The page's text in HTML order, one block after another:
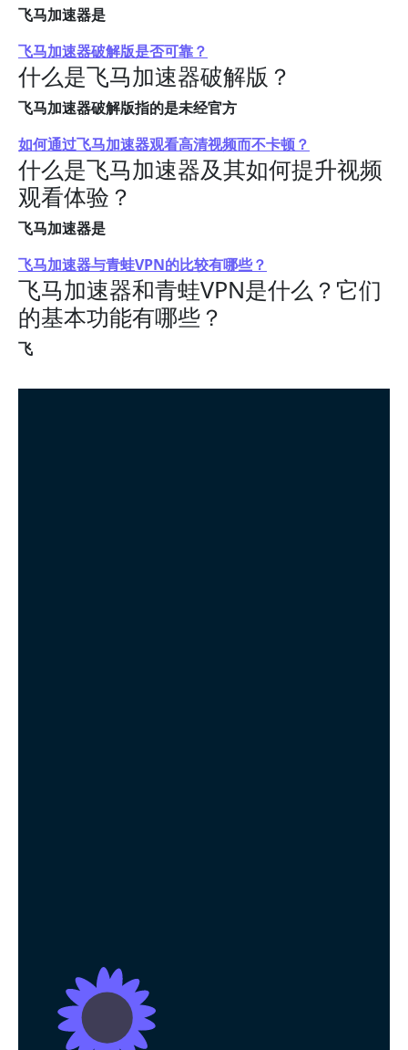
飞马加速器是
飞马加速器破解版是否可靠？
什么是飞马加速器破解版？
飞马加速器破解版指的是未经官方
如何通过飞马加速器观看高清视频而不卡顿？
什么是飞马加速器及其如何提升视频
观看体验？
飞马加速器是
飞马加速器与青蛙VPN的比较有哪些？
飞马加速器和青蛙VPN是什么？它们
的基本功能有哪些？
飞